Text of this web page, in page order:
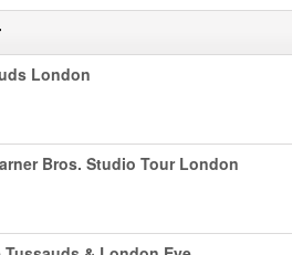
London
Bros. Studio Tour London